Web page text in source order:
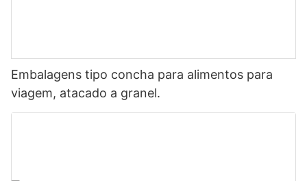
Embalagens tipo concha para alimentos para
viagem, atacado a granel.